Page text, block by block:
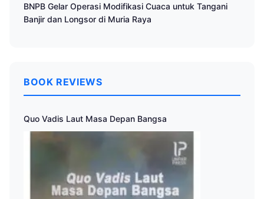
BNPB Gelar Operasi Modifikasi Cuaca untuk Tangani
Banjir dan Longsor di Muria Raya
BOOK REVIEWS
Quo Vadis Laut Masa Depan Bangsa